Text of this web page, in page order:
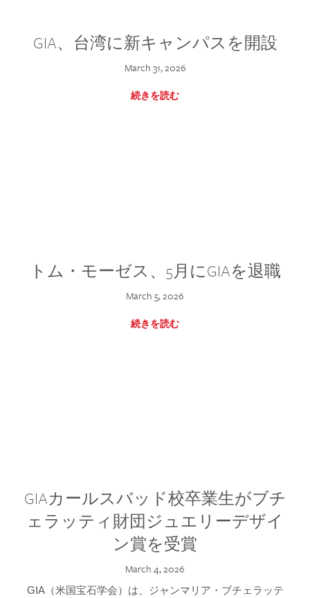
GIA、台湾に新キャンパスを開設
March 31, 2026
続きを読む
トム・モーゼス、5月にGIAを退職
March 5, 2026
続きを読む
GIAカールスバッド校卒業生がブチ
ェラッティ財団ジュエリーデザイ
ン賞を受賞
March 4, 2026
GIA（米国宝石学会）は、ジャンマリア・ブチェラッテ